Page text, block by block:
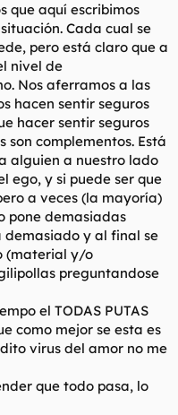
que aquí escribimos
Cada cual se
pero está claro que a
nivel de
Nos aferramos a las
hacen sentir seguros
hacer sentir seguros
son complementos. Está
alguien a nuestro lado
ego, y si puede ser que
a veces (la mayoría)
pone demasiadas
demasiado y al final se
(material y/o
preguntandose
el TODAS PUTAS
como mejor se esta es
virus del amor no me
que todo pasa, lo